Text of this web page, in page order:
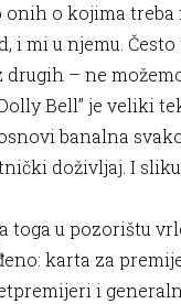
onih o kojima
i mi u njemu.
drugih – ne
Bell” je veliki
banalna
doživljaj. I
toga u pozorištu
karta za
i